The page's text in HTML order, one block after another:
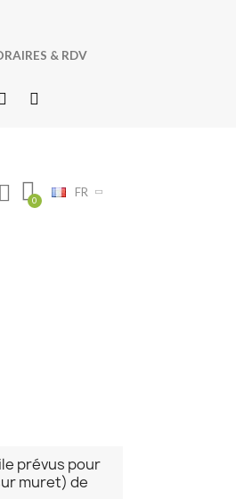
& RDV
FR
prévus pour
muret) de